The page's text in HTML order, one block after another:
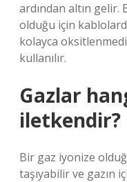
ardından altın gelir.
olduğu için
kolayca
kullanılır.
Gazlar
iletkendir?
Bir gaz iyonize
taşıyabilir ve gazın